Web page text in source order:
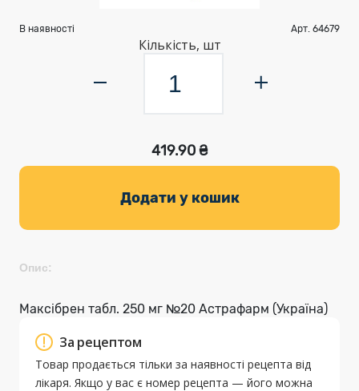
В наявності Арт. 64679
Кількість, шт
419.90 ₴
Додати у кошик
Опис:
Максібрен табл. 250 мг №20 Астрафарм (Україна)
За рецептом
Товар продається тільки за наявності рецепта від
лікаря. Якщо у вас є номер рецепта — його можна